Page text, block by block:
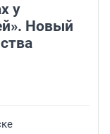
у
Новый